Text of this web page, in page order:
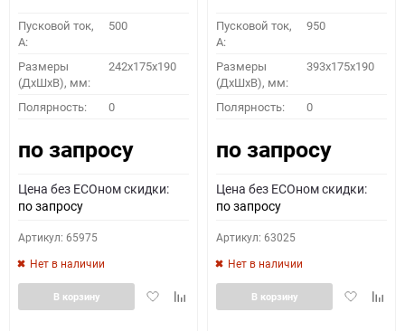
ПОДОБРАТЬ
Как определить полярность?
0 - обратная 1 - прямая 3 - обратная 4 - прямая
Пусковой ток,
A:
500
Размеры
(ДхШхВ), мм:
242x175x190
Полярность: 0
по запросу
Цена без ECOном скидки:
по запросу
Артикул: 65975
Нет в наличии
ДобавитьДобавить
В корзину
Пусковой ток,
A:
950
Размеры
(ДхШхВ), мм:
393x175x190
Полярность: 0
по запросу
Цена без ECOном скидки:
по запросу
Артикул: 63025
Нет в наличии
Добавить
В корзину